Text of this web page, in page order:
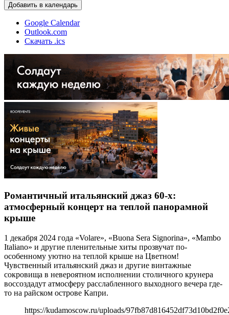
Добавить в календарь
Google Calendar
Outlook.com
Скачать .ics
Романтичный итальянский джаз 60-х:
атмосферный концерт на теплой панорамной
крыше
1 декабря 2024 года «Volare», «Buona Sera Signorina», «Mambo
Italiano» и другие пленительные хиты прозвучат по-
особенному уютно на теплой крыше на Цветном!
Чувственный итальянский джаз и другие винтажные
сокровища в невероятном исполнении столичного крунера
воссоздадут атмосферу расслабленного выходного вечера где-
то на райском острове Капри.
https://kudamoscow.ru/uploads/